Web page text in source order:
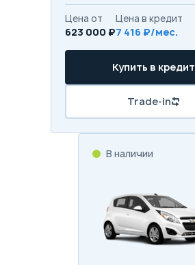
Цена от
623 000 ₽
Цена в кредит
7 416 ₽/мес.
Купить в кредит
Trade-in
В наличии